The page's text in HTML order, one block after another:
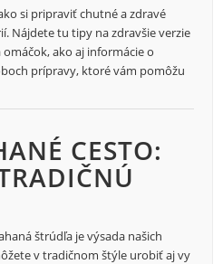
si pripraviť chutné a zdravé
Nájdete tu tipy na zdravšie verzie
ako aj informácie o
prípravy, ktoré vám pomôžu
CESTO:
štrúdľa je výsada našich
v tradičnom štýle urobiť aj vy